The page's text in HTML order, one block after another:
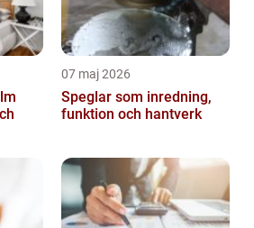
07 maj 2026
Speglar som inredning,
funktion och hantverk